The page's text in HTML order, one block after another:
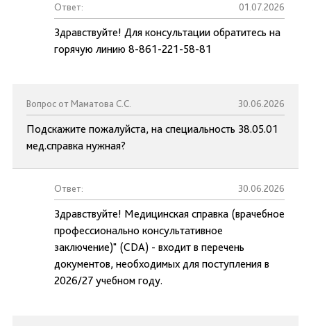
Ответ: 01.07.2026
Здравствуйте! Для консультации обратитесь на
горячую линию 8-861-221-58-81
Вопрос от Маматова С.С. 30.06.2026
Подскажите пожалуйста, на специальность 38.05.01
мед.справка нужная?
Ответ: 30.06.2026
Здравствуйте! Медицинская справка (врачебное
профессионально консультативное
заключение)" (CDA) - входит в перечень
документов, необходимых для поступления в
2026/27 учебном году.